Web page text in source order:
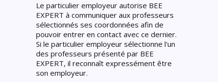
Le particulier employeur autorise BEE
EXPERT à communiquer aux professeurs
sélectionnés ses coordonnées afin de
pouvoir entrer en contact avec ce dernier.
Si le particulier employeur sélectionne l'un
des professeurs présenté par BEE
EXPERT, il reconnaît expressément être
son employeur.